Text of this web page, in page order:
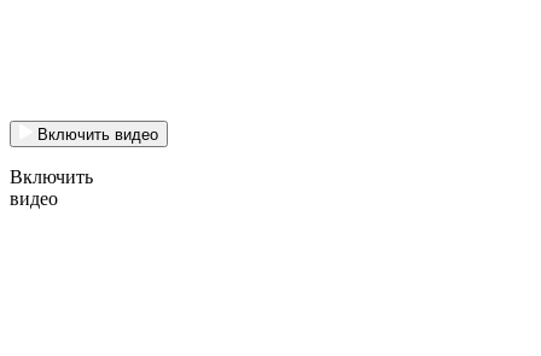
Включить видео
Включить
видео